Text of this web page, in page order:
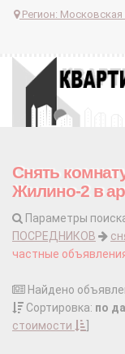
Регион: Московская
Снять
Жилино-2 в
Параметры
ПОСРЕДНИКОВ
частные
Найдено
Сортировка: по
стоимости